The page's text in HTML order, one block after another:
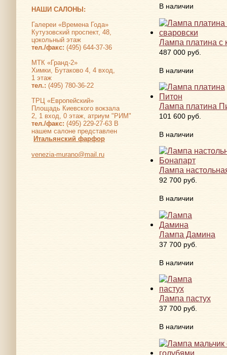
НАШИ САЛОНЫ:
Галереи «Времена Года»
Кутузовский проспект, 48,
цокольный этаж
тел./факс: (495) 644-37-36
МТК «Гранд-2»
Химки, Бутаково 4, 4 вход,
1 этаж
тел.: (495) 780-36-22
ТРЦ «Европейский»
Площадь Киевского вокзала
2, 1 вход, 0 этаж, атриум "РИМ"
тел./факс: (495) 229-27-63 В
нашем салоне представлен
Итальянский фарфор
venezia-murano@mail.ru
В наличии
Лампа платина с
487 000 руб.
В наличии
Лампа платина
101 600 руб.
В наличии
Лампа
92 700 руб.
В наличии
Лампа Дамина
37 700 руб.
В наличии
Лампа пастух
37 700 руб.
В наличии